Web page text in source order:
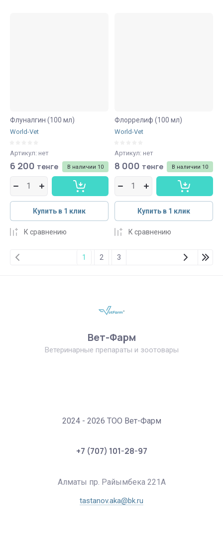
Флуналгин (100 мл)
World-Vet
Артикул: нет
В наличии 10
6 200 тенге
Купить в 1 клик
К сравнению
Флоррелиф (100 мл)
World-Vet
Артикул: нет
В наличии 10
8 000 тенге
Купить в 1 клик
К сравнению
1 2 3
Вет-Фарм
Ветеринарные препараты и зоотовары
2024 - 2026 ТОО Вет-Фарм
+7 (707) 101-28-97
Алматы пр. Райымбека 221А
tastanov.aka@bk.ru